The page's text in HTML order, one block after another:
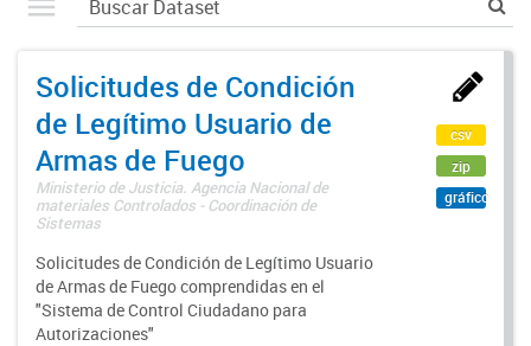
Solicitudes de Condición
de Legítimo Usuario de
Armas de Fuego
Ministerio de Justicia. Agencia Nacional de
materiales Controlados - Coordinación de
Sistemas
Solicitudes de Condición de Legítimo Usuario
de Armas de Fuego comprendidas en el
"Sistema de Control Ciudadano para
Autorizaciones"
csv
zip
gráfico